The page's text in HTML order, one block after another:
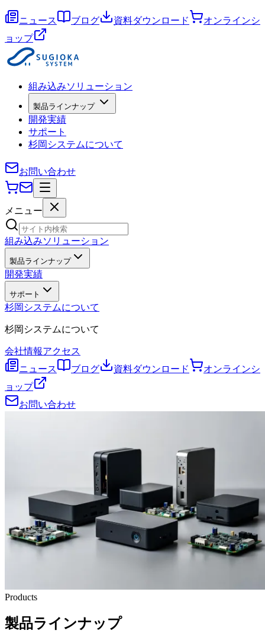
ニュース ブログ 資料ダウンロード
オンラインシ
ョップ
組み込みソリューション
製品ラインナップ
開発実績
サポート
杉岡システムについて
お問い合わせ
メニュー
組み込みソリューション
製品ラインナップ
開発実績
サポート
杉岡システムについて
杉岡システムについて
会社情報アクセス
ニュース
ブログ 資料ダウンロード
オンラインシ
ョップ
お問い合わせ
Products
製品ラインナップ